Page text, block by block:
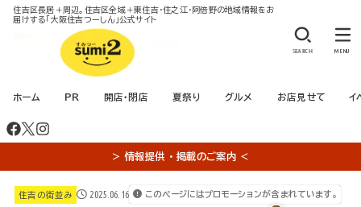
住吉区長居＋周辺。住吉区全域＋東住吉・住之江・阿倍野の地域情報をお
届けする「大阪住吉つーしん」公式サイト
ホーム PR 開店・閉店 夏祭り グルメ お店見せて イ
SEARCH MENU
＞ 情報提供 ・ 掲載のご案内 ＜
住吉の街並み 2025.06.16 このページにはプロモーションが含まれています。